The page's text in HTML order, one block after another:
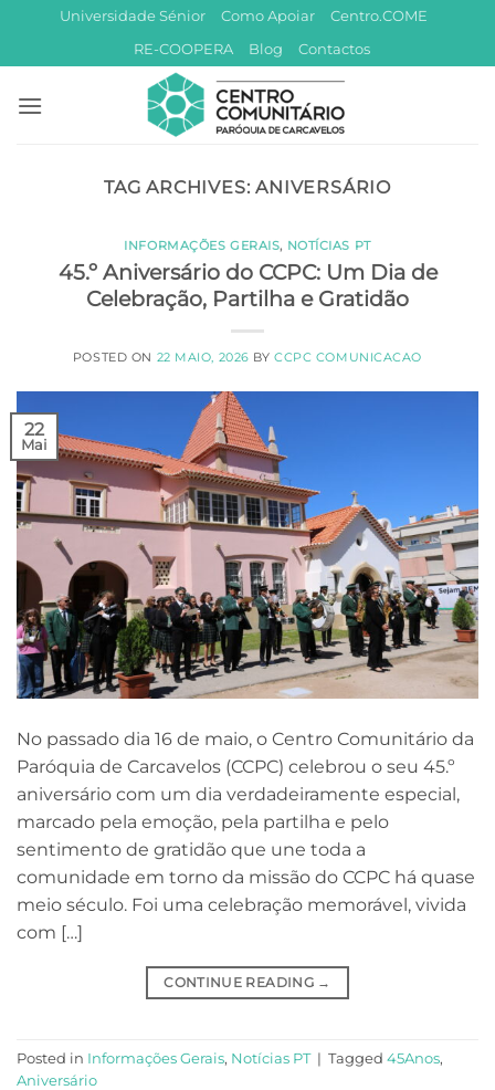
content
Universidade Sénior Como Apoiar
Centro.COME
RE-COOPERA
Blog Contactos
TAG ARCHIVES:ANIVERSÁRIO
INFORMAÇÕES GERAIS, NOTÍCIAS PT
45.º Aniversário do CCPC: Um Dia de
Celebração, Partilha e Gratidão
POSTED ON 22 MAIO, 2026 BYCCPC COMUNICACAO
22
Mai
No passado dia 16 de maio, o Centro Comunitário da
Paróquia de Carcavelos (CCPC) celebrou o seu 45.º
aniversário com um dia verdadeiramente especial,
marcado pela emoção, pela partilha e pelo
sentimento de gratidão que une toda a
comunidade em torno da missão do CCPC há quase
meio século. Foi uma celebração memorável, vivida
com […]
CONTINUE READING →
Posted in Informações Gerais, Notícias PT | Tagged 45Anos,
Aniversário